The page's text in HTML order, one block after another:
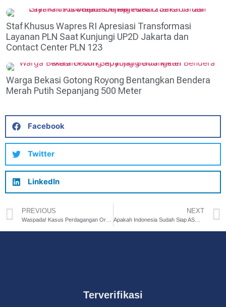
Staf Khusus Wapres RI Apresiasi Transformasi
Layanan PLN Saat Kunjungi UP2D Jakarta dan
Contact Center PLN 123
Warga Bekasi Gotong Royong Bentangkan Bendera
Merah Putih Sepanjang 500 Meter
Facebook
Twitter
LinkedIn
PREVIOUS NEXT
Apakah Indonesia Sudah Siap ASO Nasional? Ini Kata Geryantika Kurnia Direktur Penyiaran Kemenkominfo RI
Terverifikasi